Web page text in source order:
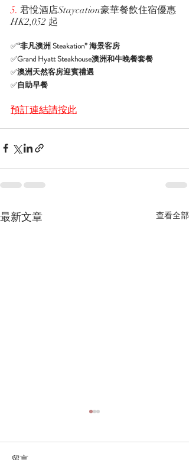
5. 君悅酒店Staycation豪華餐飲住宿優惠
HK2,052 起
✅“非凡澳洲 Steakation” 海景客房
✅Grand Hyatt Steakhouse澳洲和牛晚餐套餐
✅澳洲天然客房迎賓禮遇
✅自助早餐
預訂連結請按此
最新文章 查看全部